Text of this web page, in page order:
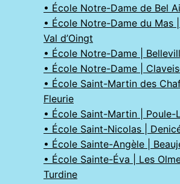
• École Notre-Dame de Bel
• École Notre-Dame du Mas
Val d’Oingt
• École Notre-Dame |
• École Notre-Dame |
• École Saint-Martin des
Fleurie
• École Saint-Martin | Poule-
• École Saint-Nicolas |
• École Sainte-Angèle |
• École Sainte-Éva | Les
Turdine